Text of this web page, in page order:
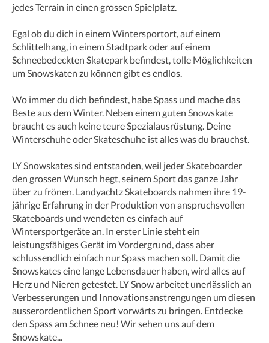
jedes Terrain in einen grossen Spielplatz.
Egal ob du dich in einem Wintersportort, auf einem
Schlittelhang, in einem Stadtpark oder auf einem
Schneebedeckten Skatepark befindest, tolle Möglichkeiten
um Snowskaten zu können gibt es endlos.
Wo immer du dich befindest, habe Spass und mache das
Beste aus dem Winter. Neben einem guten Snowskate
braucht es auch keine teure Spezialausrüstung. Deine
Winterschuhe oder Skateschuhe ist alles was du brauchst.
LY Snowskates sind entstanden, weil jeder Skateboarder
den grossen Wunsch hegt, seinem Sport das ganze Jahr
über zu frönen. Landyachtz Skateboards nahmen ihre 19-
jährige Erfahrung in der Produktion von anspruchsvollen
Skateboards und wendeten es einfach auf
Wintersportgeräte an. In erster Linie steht ein
leistungsfähiges Gerät im Vordergrund, dass aber
schlussendlich einfach nur Spass machen soll. Damit die
Snowskates eine lange Lebensdauer haben, wird alles auf
Herz und Nieren getestet. LY Snow arbeitet unerlässlich an
Verbesserungen und Innovationsanstrengungen um diesen
ausserordentlichen Sport vorwärts zu bringen. Entdecke
den Spass am Schnee neu! Wir sehen uns auf dem
Snowskate...